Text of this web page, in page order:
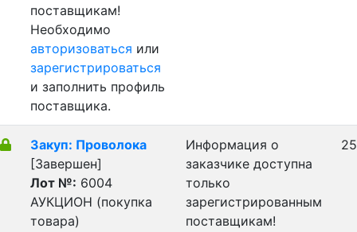
поставщикам!
Необходимо
авторизоваться или
зарегистрироваться
и заполнить профиль
поставщика.
Закуп: Проволока
[Завершен]
Лот №: 6004
АУКЦИОН (покупка
товара)
Информация о
заказчике доступна
только
зарегистрированным
поставщикам!